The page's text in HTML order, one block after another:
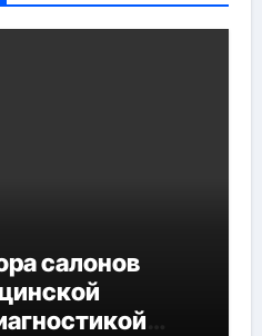
салонов